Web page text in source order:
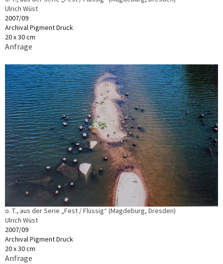
Ulrich Wüst
2007/09
Archival Pigment Druck
20 x 30 cm
Anfrage
o. T., aus der Serie „Fest / Flüssig“ (Magdeburg, Dresden)
Ulrich Wüst
2007/09
Archival Pigment Druck
20 x 30 cm
Anfrage